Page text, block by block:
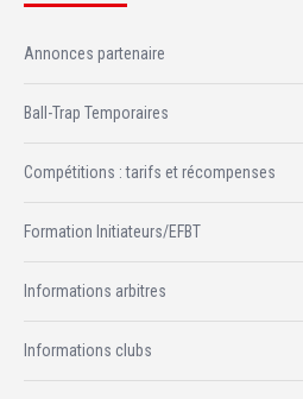
Annonces partenaire
Ball-Trap Temporaires
Compétitions : tarifs et récompenses
Formation Initiateurs/EFBT
Informations arbitres
Informations clubs